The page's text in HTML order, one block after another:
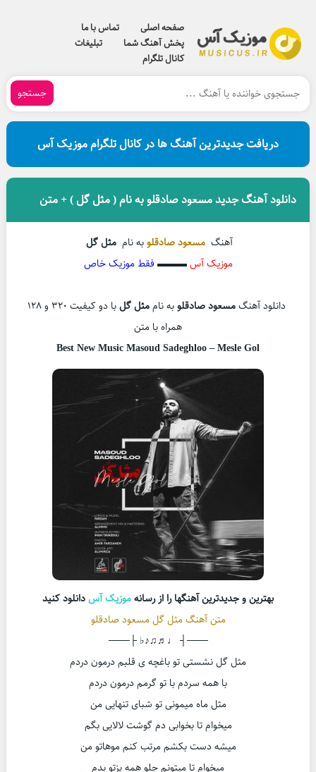
صفحه اصلی
تماس با ما
پخش آهنگ شما
تبلیغات
کانال تلگرام
جستجو
دریافت جدیدترین آهنگ ها در کانال تلگرام موزیک آس
دانلود آهنگ جدید مسعود صادقلو به نام ( مثل گل ) + متن
آهنگ مسعود صادقلوبه نام مثل گل
موزیک آس▬▬▬ فقط موزیک خاص
دانلود آهنگمسعود صادقلوبه ناممثل گل
با دو کیفیت 320 و 128
همراه با متن
Best New Music Masoud Sadeghloo – Mesle Gol
بهترین و جدیدترین آهنگها را از رسانهموزیک آسدانلود کنید
متن آهنگ مثل گل مسعود صادقلو
───┤ ♩♬♫♪♭ ├───
مثل گل نشستی تو باغچه ی قلبم درمون دردم
با همه سردم با تو گرمم درمون دردم
مثل ماه میمونی تو شبای تنهایی من
میخوام تا بخوابی دم گوشت لالایی بگم
میشه دست بکشم مرتب کنم موهاتو من
میخوام تا میتونم جلو همه پزتو بدم